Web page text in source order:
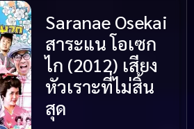
Saranae Osekai
สาระแน โอเซก
ไก (2012) เสียง
หัวเราะที่ไม่สิ้น
สุด